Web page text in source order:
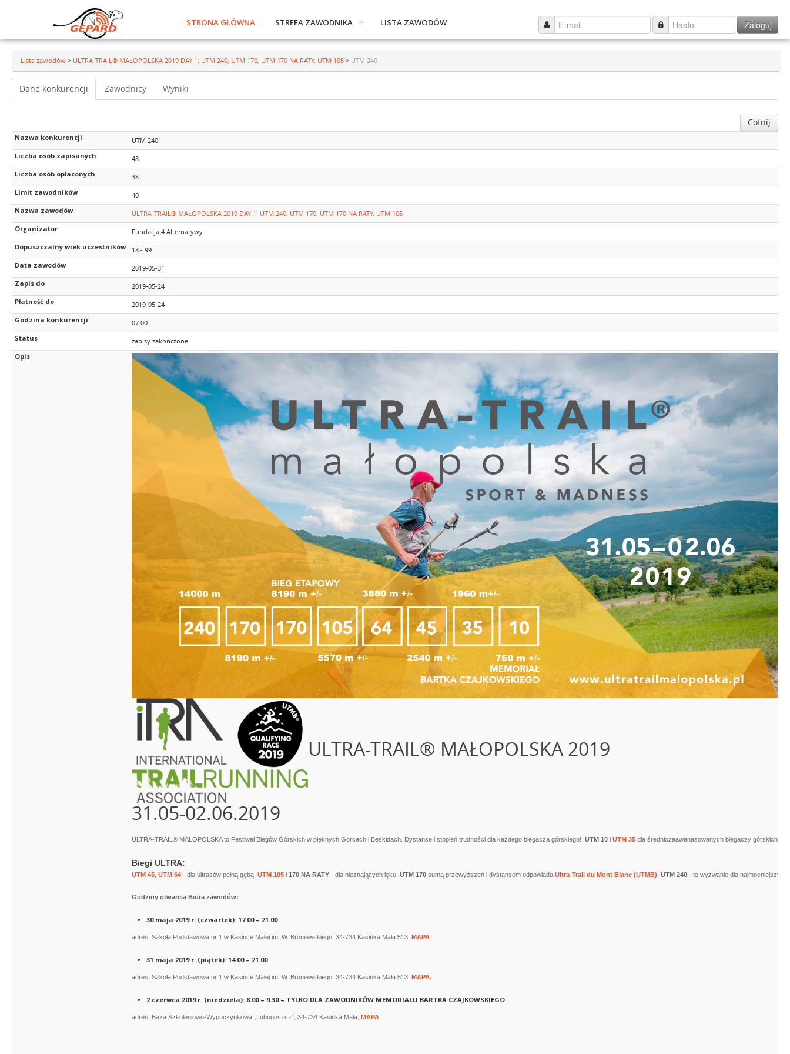
Zaloguj
STRONA GŁÓWNA STREFA ZAWODNIKA LISTA ZAWODÓW
Lista zawodów > ULTRA-TRAIL® MAŁOPOLSKA 2019 DAY 1: UTM 240, UTM 170, UTM 170 NA RATY, UTM 105 > UTM 240
Dane konkurencji Zawodnicy Wyniki
Cofnij
Nazwa konkurencji
UTM 240
Liczba osób zapisanych
48
Liczba osób opłaconych
38
Limit zawodników
40
Nazwa zawodów
ULTRA-TRAIL® MAŁOPOLSKA 2019 DAY 1: UTM 240, UTM 170, UTM 170 NA RATY, UTM 105
Organizator
Fundacja 4 Alternatywy
Dopuszczalny wiek uczestników
18 - 99
Data zawodów
2019-05-31
Zapis do
2019-05-24
Płatność do
2019-05-24
Godzina konkurencji
07:00
Status
zapisy zakończone
Opis
ULTRA-TRAIL® MAŁOPOLSKA 2019
31.05-02.06.2019
ULTRA-TRAIL® MAŁOPOLSKA to Festiwal Biegów Górskich w pięknych Gorcach i Beskidach. Dystanse i stopień trudności dla każdego biegacza górskiego! UTM 10 i UTM 35 dla średniozaawanasowanych biegaczy górskich.
Biegi ULTRA:
UTM 45 UTM 64 - dla ultrasów pełną gębą. UTM 105 i 170 NA RATY - dla nieznających lęku. UTM 170 sumą przewyższeń i dystansem odpowiada Ultra-Trail du Mont Blanc (UTMB) UTM 240 - to wyzwanie dla najmocniejszych.
Godziny otwarcia Biura zawodów:
30 maja 2019 r. (czwartek): 17.00 – 21.00
adres: Szkoła Podstawowa nr 1 w Kasince Małej im. W. Broniewskiego, 34-734 Kasinka Mała 513, MAPA
31 maja 2019 r. (piątek): 14.00 – 21.00
adres: Szkoła Podstawowa nr 1 w Kasince Małej im. W. Broniewskiego, 34-734 Kasinka Mała 513, MAPA.
2 czerwca 2019 r. (niedziela): 8.00 – 9.30 – TYLKO DLA ZAWODNIKÓW MEMORIAŁU BARTKA CZAJKOWSKIEGO
adres: Baza Szkoleniowo-Wypoczynkowa „Lubogoszcz”, 34-734 Kasinka Mała, MAPA